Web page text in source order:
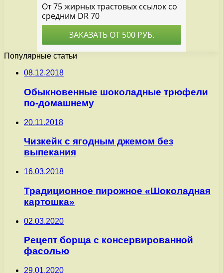
Популярные статьи
08.12.2018
Обыкновенные шоколадные трюфели
по-домашнему
20.11.2018
Чизкейк с ягодным джемом без
выпекания
16.03.2018
Традиционное пирожное «Шоколадная
картошка»
02.03.2020
Рецепт борща с консервированной
фасолью
29.01.2020